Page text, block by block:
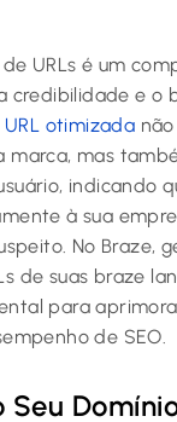
URLs é um
credibilidade e o
URL otimizada
marca, mas
indicando
à sua
No Braze,
de suas braze
para
de SEO.
Seu